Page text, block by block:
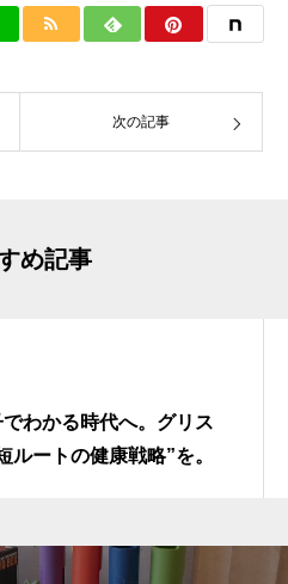
次の記事
め記事
わかる時代へ。グリス
ルートの健康戦略”を。